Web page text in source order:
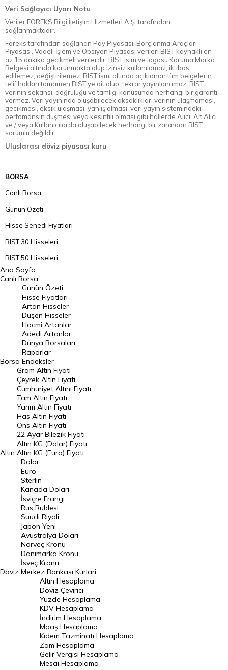
Veri Sağlayıcı Uyarı Notu
Veriler FOREKS Bilgi İletişim Hizmetleri A.Ş. tarafından
sağlanmaktadır.
Foreks tarafından sağlanan Pay Piyasası, Borçlanma Araçları
Piyasası, Vadeli İşlem ve Opsiyon Piyasası verileri BIST kaynaklı en
az 15 dakika gecikmeli verilerdir. BIST isim ve logosu Koruma Marka
Belgesi altında korunmakta olup izinsiz kullanılamaz, iktibas
edilemez, değiştirilemez. BIST ismi altında açıklanan tüm belgelerin
telif hakları tamamen BIST'ye ait olup, tekrar yayınlanamaz. BIST,
verinin sekansı, doğruluğu ve tamlığı konusunda herhangi bir garanti
vermez. Veri yayınında oluşabilecek aksaklıklar, verinin ulaşmaması,
gecikmesi, eksik ulaşması, yanlış olması, veri yayın sistemindeki
perfomansın düşmesi veya kesintili olması gibi hallerde Alıcı, Alt Alıcı
ve / veya Kullanıcılarda oluşabilecek herhangi bir zarardan BIST
sorumlu değildir.
Uluslarası döviz piyasası kuru
BORSA
Canlı Borsa
Günün Özeti
Hisse Senedi Fiyatları
BIST 30 Hisseleri
BIST 50 Hisseleri
BIST 100 Hisseleri
En Çok Artan Hisseler
En Çok Düşen Hisseler
Hacmi Artanlar
Geçmiş Kapanışlar
Dünya Borsaları
Raporlar
Endeksler
DÖVİZ
Döviz Kuru
Dolar Kuru
Euro Kuru
Pound Kuru
Frank Kuru
Riyal Kuru
Avustralya Doları
Danimarka Kronu Kuru
Kanada Doları Kuru
Norveç Kronu Kuru
İsveç Kronu Kuru
Japon Yeni Kuru
Serbest Piyasa Döviz Kurları
Merkez Bankası Döviz Kurları
Ana Sayfa
Canlı Borsa
Borsa
Günün Özeti
Hisse Fiyatları
Artan Hisseler
Düşen Hisseler
Hacmi Artanlar
Adedi Artanlar
Dünya Borsaları
Raporlar
Endeksler
Altın
Gram Altın Fiyatı
Çeyrek Altın Fiyatı
Cumhuriyet Altını Fiyatı
Tam Altın Fiyatı
Yarım Altın Fiyatı
Has Altın Fiyatı
Ons Altın Fiyatı
22 Ayar Bilezik Fiyatı
Altın KG (Dolar) Fiyatı
Altın KG (Euro) Fiyatı
Döviz
Dolar
Euro
Sterlin
Kanada Doları
İsviçre Frangı
Rus Rublesi
Suudi Riyali
Japon Yeni
Avustralya Doları
Norveç Kronu
Danimarka Kronu
İsveç Kronu
Merkez Bankası Kurlari
Altın Hesaplama
Döviz Çevirici
Yüzde Hesaplama
KDV Hesaplama
İndirim Hesaplama
Maaş Hesaplama
Kıdem Tazminatı Hesaplama
Zam Hesaplama
Gelir Vergisi Hesaplama
Mesai Hesaplama